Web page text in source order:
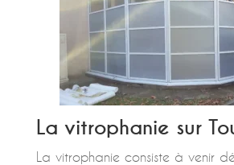
La vitrophanie sur
La vitrophanie consiste à venir